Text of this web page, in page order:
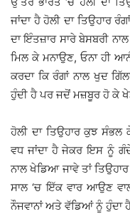
ਜਾਂਦਾ ਹੈ ਹੋਲੀ ਦਾ ਤਿਉਹਾਰ
ਦਾ ਇੰਤਜ਼ਾਰ ਸਾਰੇ ਬੇਸਬਰੀ
ਮਿਲ ਕੇ ਮਨਾਉਣ, ਓਨਾ ਹੀ
ਕਰਦਾ ਕਿ ਰੰਗਾਂ ਨਾਲ ਖੁਦ
ਹੁੰਦੀ ਹੈ ਪਰ ਜਦੋਂ ਮਜ਼ਬੂਰ ਹੋ ਕੇ
ਹੋਲੀ ਦਾ ਤਿਉਹਾਰ ਕੁਝ ਸੰਭਲ
ਵਧ ਜਾਂਦਾ ਹੈ ਜੇਕਰ ਇਸ ਨੂੰ
ਨਾਲ ਖੇਡਿਆ ਜਾਵੇ ਤਾਂ
ਸਾਲ ‘ਚ ਇੱਕ ਵਾਰ ਆਉਣ
ਨੌਜਵਾਨਾਂ ਅਤੇ ਵੱਡਿਆਂ ਨੂੰ ਹੁੰਦਾ